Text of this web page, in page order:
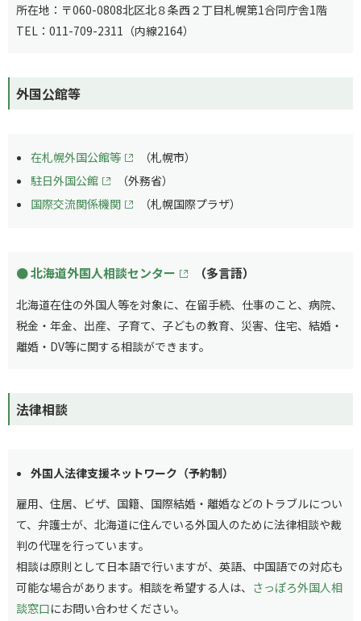
所在地：〒060-0808北区北８条西２丁目札幌第1合同庁舎1階
TEL：011-709-2311（内線2164）
外国公館等
在札幌外国公館等
（札幌市）
駐日外国公館
（外務省）
国際交流関係機関
（札幌国際プラザ）
北海道外国人相談センター （多言語）
北海道在住の外国人等を対象に、在留手続、仕事のこと、病院、
税金・年金、出産、子育て、子どもの教育、災害、住宅、結婚・
離婚・DV等に関する相談ができます。
法律相談
外国人法律支援ネットワーク（予約制）
雇用、住居、ビザ、国籍、国際結婚・離婚などのトラブルについ
て、弁護士が、北海道に住んでいる外国人のために法律相談や裁
判の代理を行っています。
相談は原則として日本語で行いますが、英語、中国語での対応も
可能な場合があります。相談を希望する人は、 さっぽろ外国人相
談窓口にお問い合わせください。